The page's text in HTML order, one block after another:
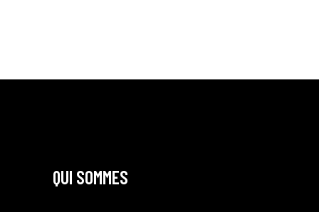
QUI SOMMES